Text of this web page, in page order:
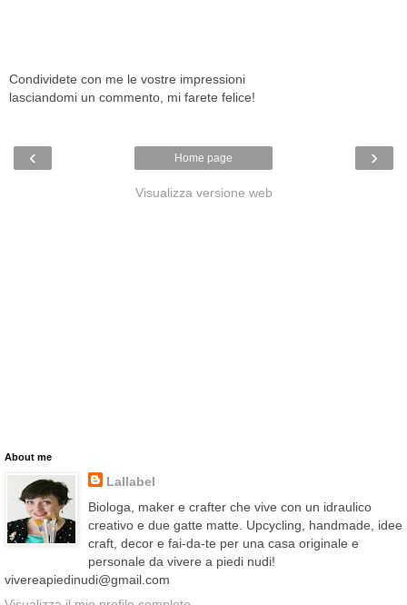
Condividete con me le vostre impressioni
lasciandomi un commento, mi farete felice!
‹ ›
Home page
Visualizza versione web
About me
Lallabel
Biologa, maker e crafter che vive con un idraulico
creativo e due gatte matte. Upcycling, handmade, idee
craft, decor e fai-da-te per una casa originale e
personale da vivere a piedi nudi!
vivereapiedinudi@gmail.com